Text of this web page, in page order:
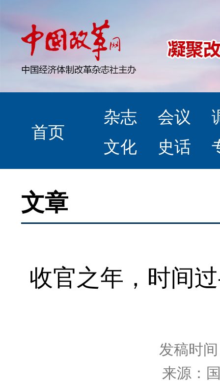
首页
杂志 会议
文化
史话
文章
收官之年，时间
发稿时
来源：